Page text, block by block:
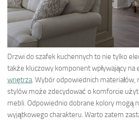
Drzwi do szafek kuchennych to nie tylko
także kluczowy komponent wpływający na
wnętrza. Wybór odpowiednich
stylów może zdecydować o komforcie
mebli. Odpowiednio dobrane kolory mogą
wyjątkowego charakteru. Warto zatem